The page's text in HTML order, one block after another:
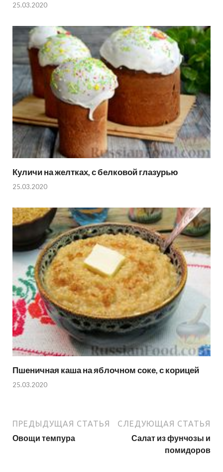
25.03.2020
Куличи на желтках, с белковой глазурью
25.03.2020
Пшеничная каша на яблочном соке, с корицей
25.03.2020
ПРЕДЫДУЩАЯ СТАТЬЯ
Овощи темпура
СЛЕДУЮЩАЯ СТАТЬЯ
Салат из фунчозы и
помидоров